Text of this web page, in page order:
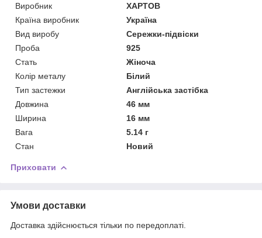
Виробник
ХАРТОВ
Країна виробник
Україна
Вид виробу
Сережки-підвіски
Проба
925
Стать
Жіноча
Колір металу
Білий
Тип застежки
Англійська застібка
Довжина
46 мм
Ширина
16 мм
Вага
5.14 г
Стан
Новий
Приховати
Умови доставки
Доставка здійснюється тільки по передоплаті.